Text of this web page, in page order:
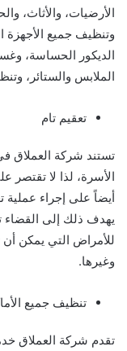
الأرضيات، والأثاث،
وتنظيف جميع الأجهزة
الديكور الحساسة،
الملابس والستائر،
تعقيم تام
تستند شركة العملاق
الأسرة، لذا لا تقتصر
أيضاً على إجراء عملية
يهدف ذلك إلى القضاء
للأمراض التي يمكن
وغيرها.
تنظيف جميع
تقدم شركة العملاق